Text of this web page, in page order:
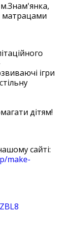
матрацами
ігри
дітям!
сайті:
make-